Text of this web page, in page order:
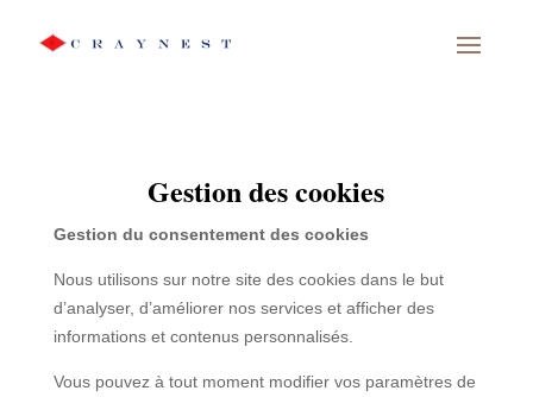
Gestion des cookies
Gestion du consentement des cookies
Nous utilisons sur notre site des cookies dans le but
d’analyser, d’améliorer nos services et afficher des
informations et contenus personnalisés.
Vous pouvez à tout moment modifier vos paramètres de